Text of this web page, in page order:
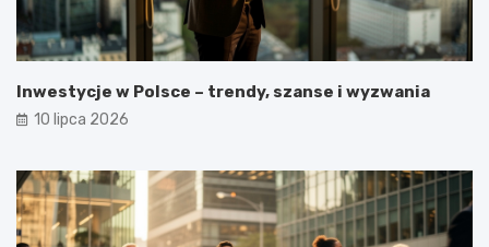
Inwestycje w Polsce – trendy, szanse i wyzwania
10 lipca 2026